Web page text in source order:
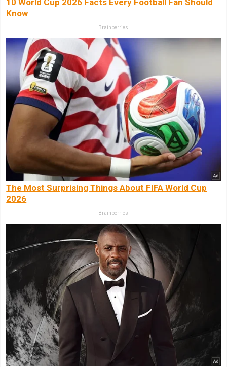
10 World Cup 2026 Facts Every Football Fan Should
Know
Brainberries
The Most Surprising Things About FIFA World Cup
2026
Brainberries